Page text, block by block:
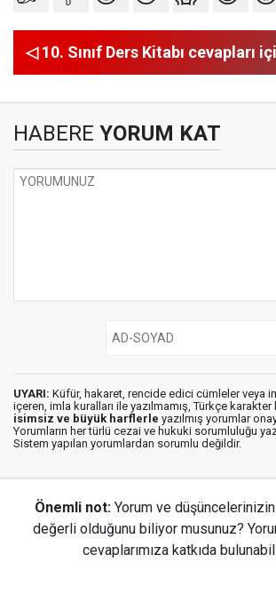
◁ 10. Sınıf Ders Kitabı cevapları
HABERE YORUM KAT
UYARI: Küfür, hakaret, rencide edici cümleler veya
içeren, imla kuralları ile yazılmamış, Türkçe karakter
isimsiz ve büyük harflerle yazılmış yorumlar
Yorumların her türlü cezai ve hukuki sorumluluğu
Sistem yapılan yorumlardan sorumlu değildir.
Önemli not: Yorum ve
değerli olduğunu biliyor musunuz?
cevaplarımıza katkıda